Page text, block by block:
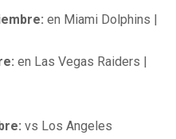
en Miami Dolphins |
en Las Vegas Raiders |
vs Los Angeles